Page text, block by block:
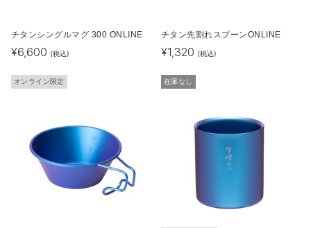
チタンシングルマグ 300 ONLINE
¥6,600 (税込)
チタン先割れスプーンONLINE
¥1,320 (税込)
オンライン限定 在庫なし